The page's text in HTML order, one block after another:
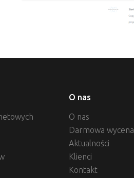
O nas
O nas
Darmowa wycena
Aktualności
Klienci
Kontakt